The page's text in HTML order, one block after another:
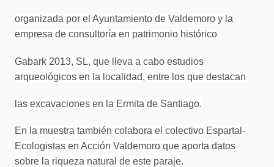
organizada por el Ayuntamiento de Valdemoro y la
empresa de consultoría en patrimonio histórico
Gabark 2013, SL, que lleva a cabo estudios
arqueológicos en la localidad, entre los que destacan
las excavaciones en la Ermita de Santiago.
En la muestra también colabora el colectivo Espartal-
Ecologistas en Acción Valdemoro que aporta datos
sobre la riqueza natural de este paraje.